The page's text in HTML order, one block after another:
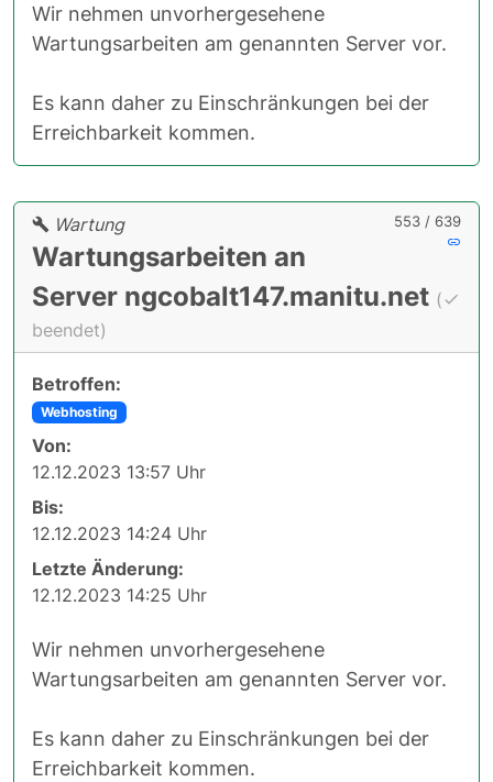
Wir nehmen unvorhergesehene
Wartungsarbeiten am genannten Server vor.
Es kann daher zu Einschränkungen bei der
Erreichbarkeit kommen.
553 / 639
Wartung
Wartungsarbeiten an
Server ngcobalt147.manitu.net (
beendet)
Betroffen:
Webhosting
Von:
12.12.2023 13:57 Uhr
Bis:
12.12.2023 14:24 Uhr
Letzte Änderung:
12.12.2023 14:25 Uhr
Wir nehmen unvorhergesehene
Wartungsarbeiten am genannten Server vor.
Es kann daher zu Einschränkungen bei der
Erreichbarkeit kommen.